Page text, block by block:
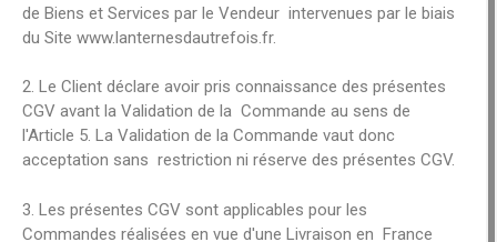
de Biens et Services par le Vendeur intervenues par le biais
du Site www.lanternesdautrefois.fr.
2. Le Client déclare avoir pris connaissance des présentes
CGV avant la Validation de la Commande au sens de
l'Article 5. La Validation de la Commande vaut donc
acceptation sans restriction ni réserve des présentes CGV.
3. Les présentes CGV sont applicables pour les
Commandes réalisées en vue d'une Livraison en France